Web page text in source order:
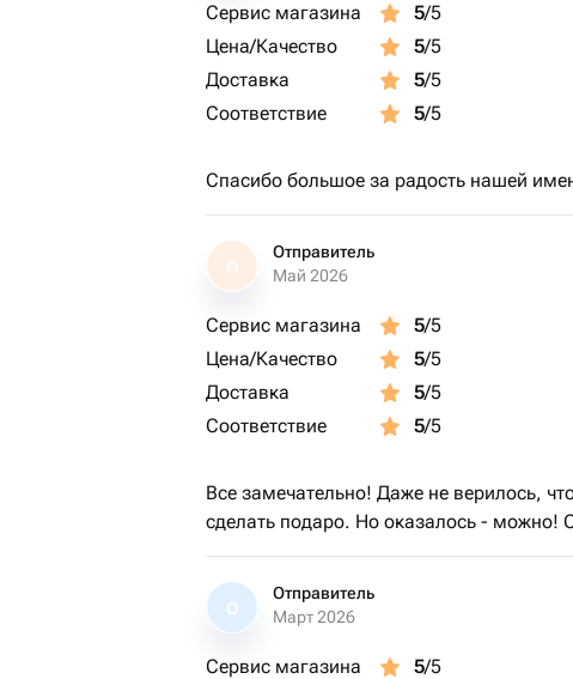
Сервис магазина 5/5
Цена/Качество
5/5
Доставка
5/5
Соответствие
5/5
Спасибо большое за радость нашей
О
Отправитель
Май 2026
Сервис магазина 5/5
Цена/Качество
5/5
Доставка
5/5
Соответствие
5/5
Все замечательно! Даже не верилось,
сделать подаро. Но оказалось - можно!
О
Отправитель
Март 2026
Сервис магазина 5/5